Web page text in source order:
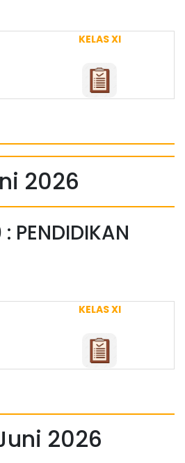
KELAS XI
2026
PENDIDIKAN
KELAS XI
2026